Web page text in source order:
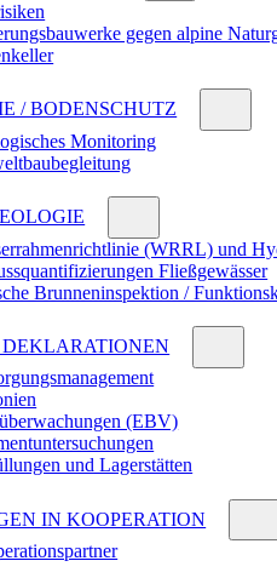
gegen alpine
/ BODENSCHUTZ
Moni­toring
(WRRL) und
Fließ­gewässer
Brunnen­inspektion /
(EBV)
und Lager­stätten
IN KOOPERATION